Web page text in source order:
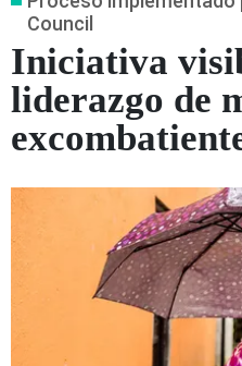
Council
Iniciativa
liderazgo de